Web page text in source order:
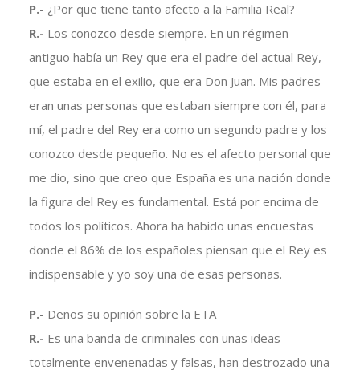
P.- ¿Por que tiene tanto afecto a la Familia Real?
R.- Los conozco desde siempre. En un régimen
antiguo había un Rey que era el padre del actual Rey,
que estaba en el exilio, que era Don Juan. Mis padres
eran unas personas que estaban siempre con él, para
mí, el padre del Rey era como un segundo padre y los
conozco desde pequeño. No es el afecto personal que
me dio, sino que creo que España es una nación donde
la figura del Rey es fundamental. Está por encima de
todos los políticos. Ahora ha habido unas encuestas
donde el 86% de los españoles piensan que el Rey es
indispensable y yo soy una de esas personas.
P.- Denos su opinión sobre la ETA
R.- Es una banda de criminales con unas ideas
totalmente envenenadas y falsas, han destrozado una